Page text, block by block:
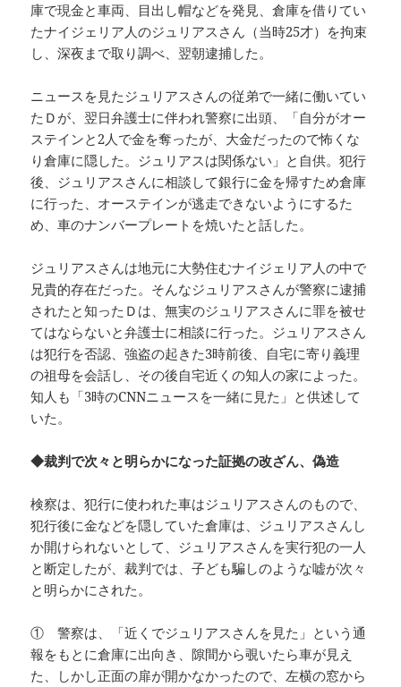
庫で現金と車両、目出し帽などを発見、倉庫を借りてい
たナイジェリア人のジュリアスさん（当時25才）を拘束
し、深夜まで取り調べ、翌朝逮捕した。
ニュースを見たジュリアスさんの従弟で一緒に働いてい
たＤが、翌日弁護士に伴われ警察に出頭、「自分がオー
ステインと2人で金を奪ったが、大金だったので怖くな
り倉庫に隠した。ジュリアスは関係ない」と自供。犯行
後、ジュリアスさんに相談して銀行に金を帰すため倉庫
に行った、オーステインが逃走できないようにするた
め、車のナンバープレートを焼いたと話した。
ジュリアスさんは地元に大勢住むナイジェリア人の中で
兄貴的存在だった。そんなジュリアスさんが警察に逮捕
されたと知ったＤは、無実のジュリアスさんに罪を被せ
てはならないと弁護士に相談に行った。ジュリアスさん
は犯行を否認、強盗の起きた3時前後、自宅に寄り義理
の祖母を会話し、その後自宅近くの知人の家によった。
知人も「3時のCNNニュースを一緒に見た」と供述して
いた。
◆裁判で次々と明らかになった証拠の改ざん、偽造
検察は、犯行に使われた車はジュリアスさんのもので、
犯行後に金などを隠していた倉庫は、ジュリアスさんし
か開けられないとして、ジュリアスさんを実行犯の一人
と断定したが、裁判では、子ども騙しのような嘘が次々
と明らかにされた。
① 警察は、「近くでジュリアスさんを見た」という通
報をもとに倉庫に出向き、隙間から覗いたら車が見え
た、しかし正面の扉が開かなかったので、左横の窓から